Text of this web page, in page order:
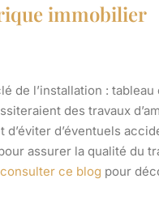
immobilier
de l’installation :
des travaux
d’éventuels
assurer la qualité du
consulter ce blog pour